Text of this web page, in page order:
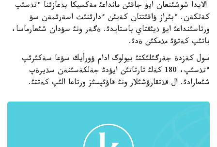
الايدا شوشئنعان ايؤ جاقئن ماثداعئ مةكسيكا بذعازئنا ءتذسئپ
كةتكةن. ءبئراز ؤاقئتتان كةيئن ءدارئنئث اسةرئمةن سؤ
ورتاسئنداعئ ايؤ ذيئقتاي باستايدئ. ةگةر ونئ سؤدان شئعارماسا،
باتئپ كةتؤئ مذمكئن ةدئ.
سول كةزدة جةرگئلئكتئ بيولوگ ادام ؤورأيك سؤعا سةكئرئپ
ءتذسئپ، 180 كةلئ تارتاتئن ايؤدئ جةلكةسئنةن سذيرةپ
شئعارادئ. ال قذتقارؤشئلار ونئ قاؤئپسئز ورتاعا الئپ كةتتئ.